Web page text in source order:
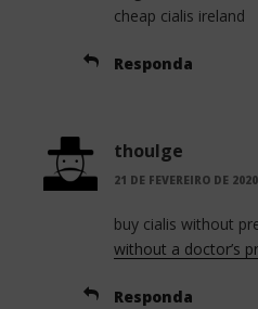
cheap cialis ireland
Responda
thoulge
21 DE FEVEREIRO DE
buy cialis without
without a doctor’s
Responda